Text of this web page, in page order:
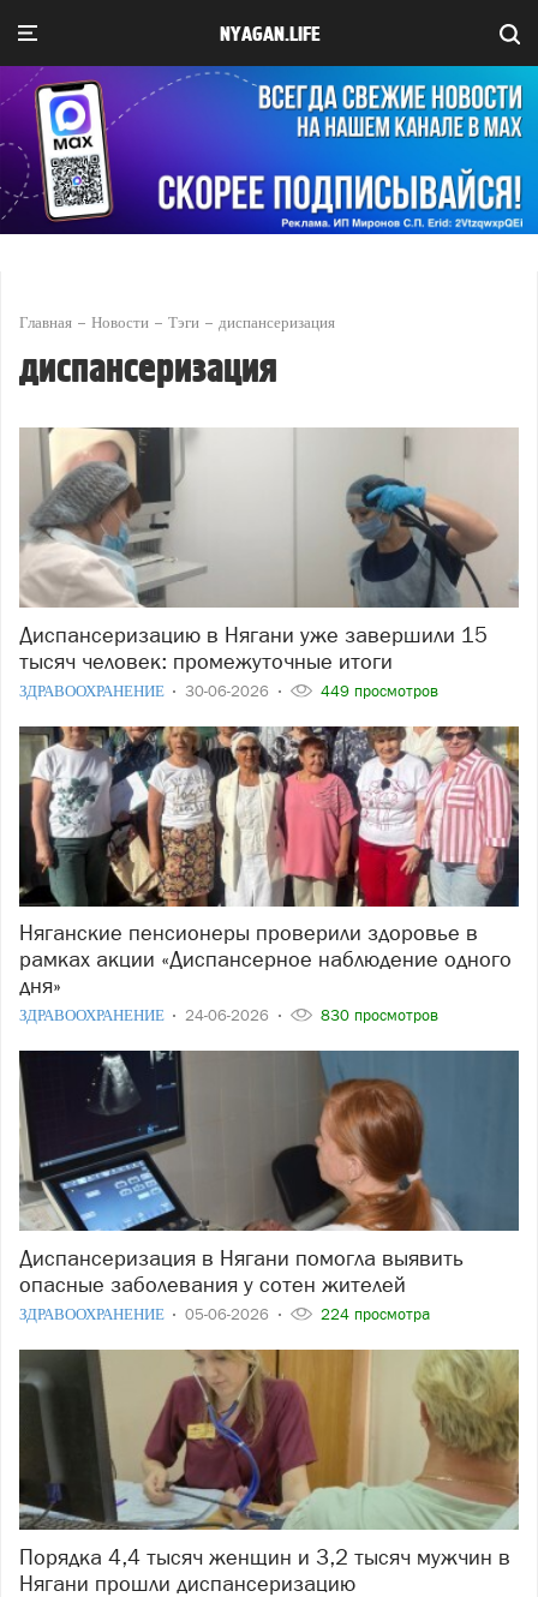
NYAGAN.LIFE
Главная Новости Тэги диспансеризация
диспансеризация
Диспансеризацию в Нягани уже завершили 15
тысяч человек: промежуточные итоги
ЗДРАВООХРАНЕНИЕ 30-06-2026 449 просмотров
Няганские пенсионеры проверили здоровье в
рамках акции «Диспансерное наблюдение одного
дня»
ЗДРАВООХРАНЕНИЕ 24-06-2026 830 просмотров
Диспансеризация в Нягани помогла выявить
опасные заболевания у сотен жителей
ЗДРАВООХРАНЕНИЕ 05-06-2026 224 просмотра
Порядка 4,4 тысяч женщин и 3,2 тысяч мужчин в
Нягани прошли диспансеризацию